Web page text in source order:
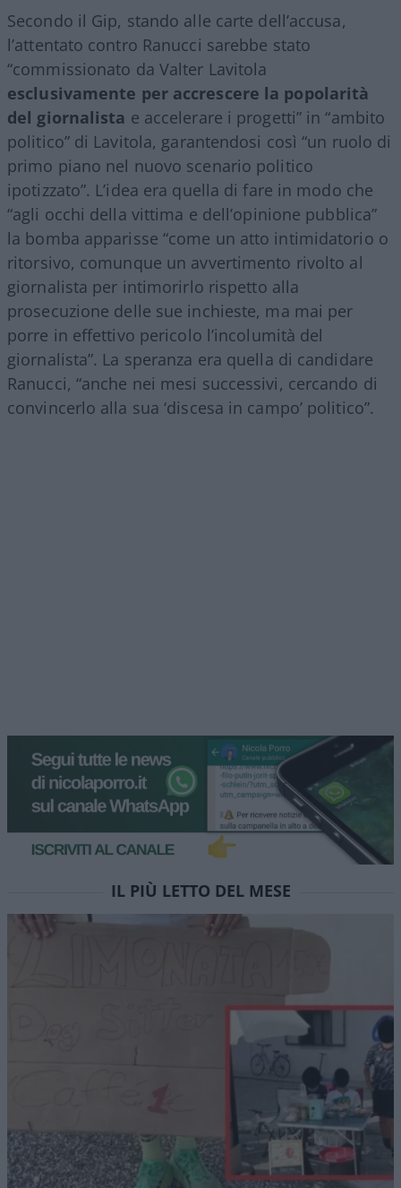
Secondo il Gip, stando alle carte dell’accusa,
l’attentato contro Ranucci sarebbe stato
“commissionato da Valter Lavitola
esclusivamente per accrescere la popolarità
del giornalista e accelerare i progetti” in “ambito
politico” di Lavitola, garantendosi così “un ruolo di
primo piano nel nuovo scenario politico
ipotizzato”. L’idea era quella di fare in modo che
“agli occhi della vittima e dell’opinione pubblica”
la bomba apparisse “come un atto intimidatorio o
ritorsivo, comunque un avvertimento rivolto al
giornalista per intimorirlo rispetto alla
prosecuzione delle sue inchieste, ma mai per
porre in effettivo pericolo l’incolumità del
giornalista”. La speranza era quella di candidare
Ranucci, “anche nei mesi successivi, cercando di
convincerlo alla sua ‘discesa in campo’ politico”.
IL PIÙ LETTO DEL MESE